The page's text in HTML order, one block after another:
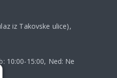
iz Takovske ulice),
10:00-15:00, Ned: Ne